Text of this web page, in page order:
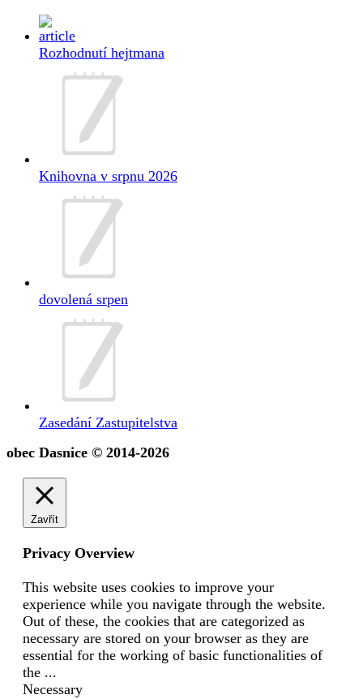
Rozhodnutí hejtmana
Knihovna v srpnu 2026
dovolená srpen
Zasedání Zastupitelstva
obec Dasnice © 2014-2026
Zavřít
Privacy Overview
This website uses cookies to improve your
experience while you navigate through the website.
Out of these, the cookies that are categorized as
necessary are stored on your browser as they are
essential for the working of basic functionalities of
the ...
Necessary